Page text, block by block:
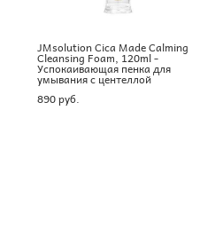
JMsolution Cica Made Calming
Cleansing Foam, 120ml -
Успокаивающая пенка для
умывания с центеллой
890 pуб.